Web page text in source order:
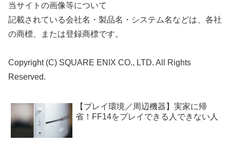
当サイトの画像等について
記載されている会社名・製品名・システム名などは、各社
の商標、または登録商標です。
Copyright (C) SQUARE ENIX CO., LTD. All Rights
Reserved.
【プレイ環境／周辺機器】実家に帰
省！FF14をプレイできる人できない人